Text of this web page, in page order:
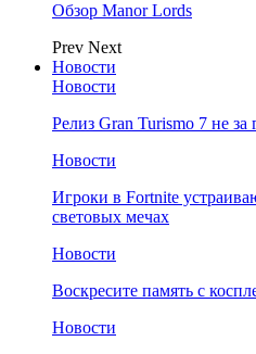
Обзор Manor Lords
Prev Next
Новости
Новости
Релиз Gran Turismo 7 не за
Новости
Игроки в Fortnite
световых мечах
Новости
Воскресите память с
Новости